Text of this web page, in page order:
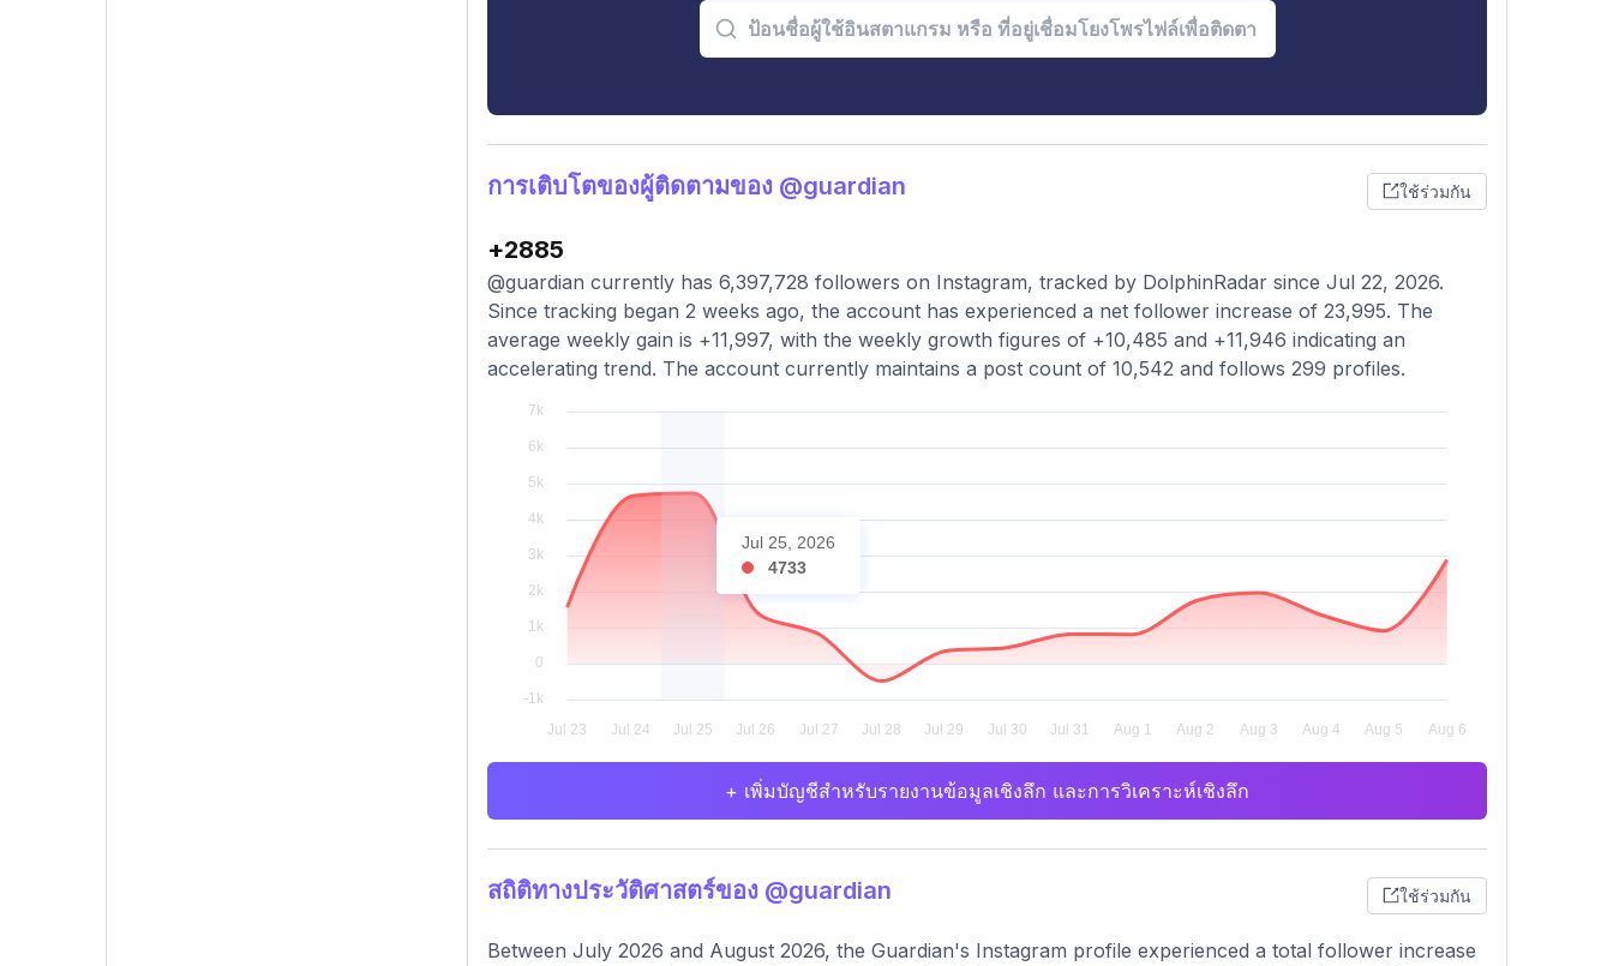
การเติบโตของผู้ติดตามของ @guardian ใช้ร่วมกัน
+2885
@guardian currently has 6,397,728 followers on Instagram, tracked by DolphinRadar since Jul 22, 2026.
Since tracking began 2 weeks ago, the account has experienced a net follower increase of 23,995. The
average weekly gain is +11,997, with the weekly growth figures of +10,485 and +11,946 indicating an
accelerating trend. The account currently maintains a post count of 10,542 and follows 299 profiles.
Jul 25, 2026
4733
+ เพิ่มบัญชีสำหรับรายงานข้อมูลเชิงลึก และการวิเคราะห์เชิงลึก
สถิติทางประวัติศาสตร์ของ @guardian ใช้ร่วมกัน
Between July 2026 and August 2026, the Guardian's Instagram profile experienced a total follower increase